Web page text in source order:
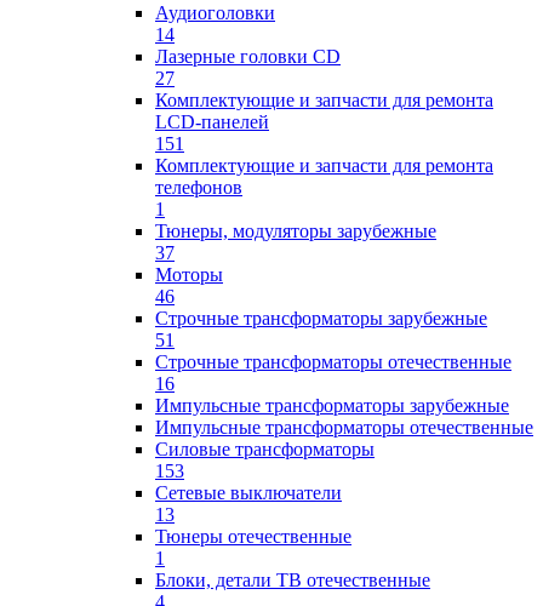
Аудиоголовки
14
Лазерные головки CD
27
Комплектующие и запчасти для ремонта
LCD-панелей
151
Комплектующие и запчасти для ремонта
телефонов
1
Тюнеры, модуляторы зарубежные
37
Моторы
46
Строчные трансформаторы зарубежные
51
Строчные трансформаторы отечественные
16
Импульсные трансформаторы зарубежные
Импульсные трансформаторы отечественные
Силовые трансформаторы
153
Сетевые выключатели
13
Тюнеры отечественные
1
Блоки, детали ТВ отечественные
4